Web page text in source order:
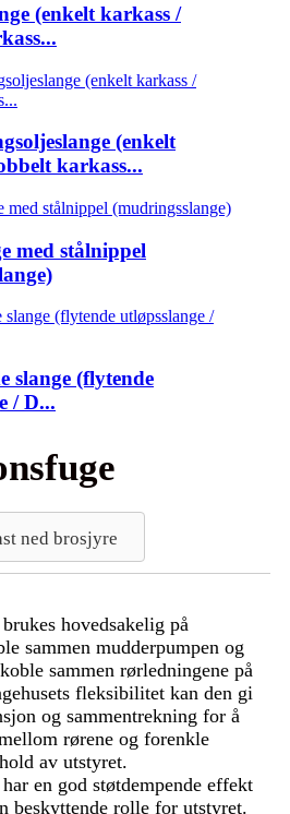
(enkelt karkass /
(enkelt
karkass...
med stålnippel
slange (flytende
/ D...
ned brosjyre
hovedsakelig på
sammen mudderpumpen og
sammen rørledningene på
fleksibilitet kan den gi
og sammentrekning for å
rørene og forenkle
av utstyret.
en god støtdempende effekt
beskyttende rolle for utstyret.